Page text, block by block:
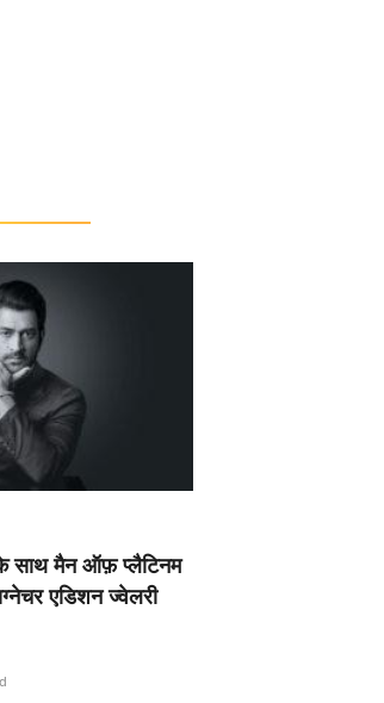
साथ मैन ऑफ़ प्लैटिनम
एडिशन ज्वेलरी